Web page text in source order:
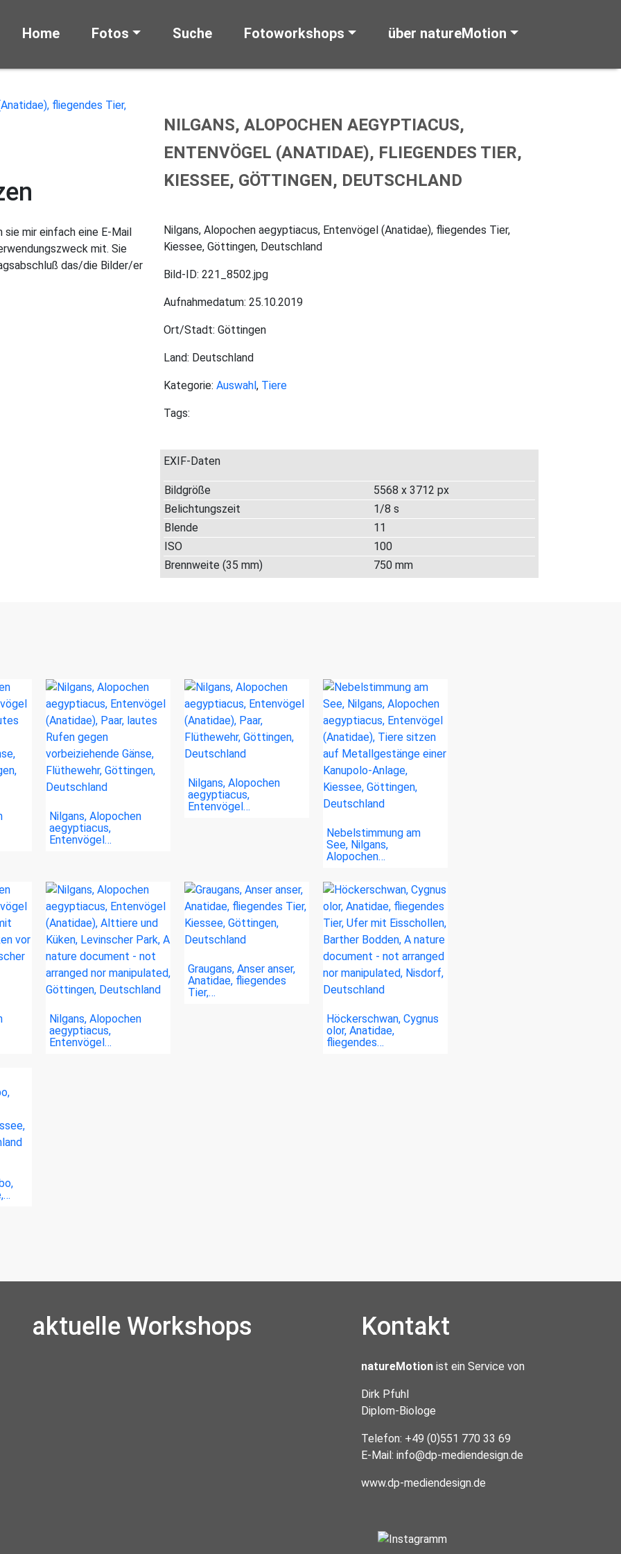
Home Fotos Suche Fotoworkshops über natureMotion
mir einfach eine E-Mail
mit. Sie
das/die Bilder/er
NILGANS, ALOPOCHEN AEGYPTIACUS,
ENTENVÖGEL (ANATIDAE), FLIEGENDES TIER,
KIESSEE, GÖTTINGEN, DEUTSCHLAND
Nilgans, Alopochen aegyptiacus, Entenvögel (Anatidae), fliegendes Tier,
Kiessee, Göttingen, Deutschland
Bild-ID: 221_8502.jpg
Aufnahmedatum: 25.10.2019
Ort/Stadt: Göttingen
Land: Deutschland
Kategorie: Auswahl, Tiere
Tags:
EXIF-Daten
Bildgröße
5568 x 3712 px
Belichtungszeit
1/8 s
Blende
11
ISO
100
Brennweite (35 mm)
750 mm
Nilgans, Alopochen
aegyptiacus,
Entenvögel…
Nilgans, Alopochen
aegyptiacus,
Entenvögel…
Nebelstimmung am
See, Nilgans,
Alopochen…
Nilgans, Alopochen
aegyptiacus,
Entenvögel…
Graugans, Anser anser,
Anatidae, fliegendes
Tier,…
Höckerschwan, Cygnus
olor, Anatidae,
fliegendes…
aktuelle Workshops Kontakt
natureMotion ist ein Service von
Dirk Pfuhl
Diplom-Biologe
Telefon: +49 (0)551 770 33 69
E-Mail: info@dp-mediendesign.de
www.dp-mediendesign.de